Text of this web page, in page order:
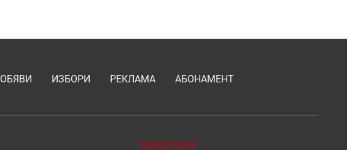
ОБЯВИ ИЗБОРИ РЕКЛАМА АБОНАМЕНТ
РЕПОРТЕРИ